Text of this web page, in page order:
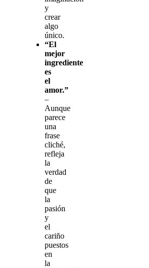
y
crear
algo
único.
“El
mejor
ingrediente
es
el
amor.”
–
Aunque
parece
una
frase
cliché,
refleja
la
verdad
de
que
la
pasión
y
el
cariño
puestos
en
la